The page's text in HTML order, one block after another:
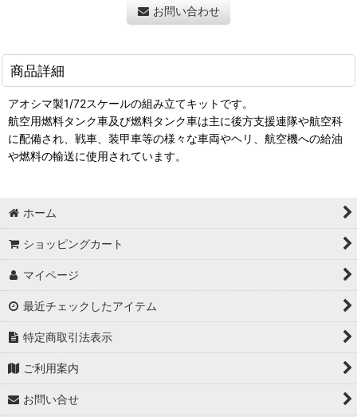
お問い合わせ
商品詳細
アオシマ製1/72スケールの組み立てキットです。
航空用燃料タンク車及び燃料タンク車は主に後方支援連隊や航空科
に配備され、戦車、装甲車等の様々な車両やヘリ、航空機への給油
や燃料の輸送に使用されています。
ホーム
ショッピングカート
マイページ
最近チェックしたアイテム
特定商取引法表示
ご利用案内
お問い合せ